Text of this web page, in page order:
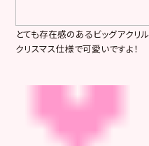
とても存在感のあるビッグアク
クリスマス仕様で可愛いですよ！